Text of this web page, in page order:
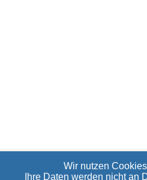
Wir nutzen
Ihre Daten werden nicht an